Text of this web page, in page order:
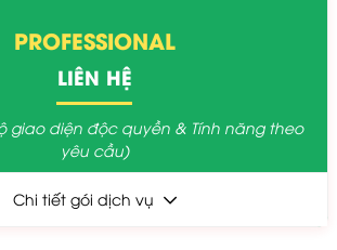
PROFESSIONAL
LIÊN HỆ
giao diện độc quyền & Tính năng theo
yêu cầu)
Chi tiết gói dịch vụ